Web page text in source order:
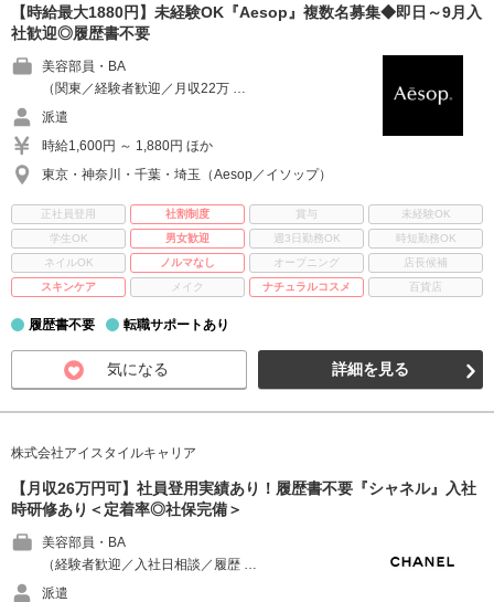
【時給最大1880円】未経験OK『Aesop』複数名募集◆即日～9月入
社歓迎◎履歴書不要
美容部員・BA
（関東／経験者歓迎／月収22万 …
派遣
時給1,600円 ～ 1,880円 ほか
東京・神奈川・千葉・埼玉（Aesop／イソップ）
正社員登用 社割制度 賞与
未経験OK
学生OK
男女歓迎 週3日勤務OK
時短勤務OK
ネイルOK
ノルマなし オープニング
店長候補
スキンケア
メイク ナチュラルコスメ 百貨店
履歴書不要 転職サポートあり
気になる 詳細を見る
株式会社アイスタイルキャリア
【月収26万円可】社員登用実績あり！履歴書不要『シャネル』入社
時研修あり＜定着率◎社保完備＞
美容部員・BA
（経験者歓迎／入社日相談／履歴 …
派遣